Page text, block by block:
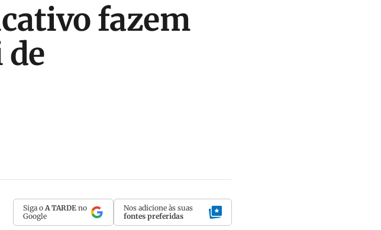
fazem
Siga o A TARDE no
Google
Nos adicione às suas
fontes preferidas